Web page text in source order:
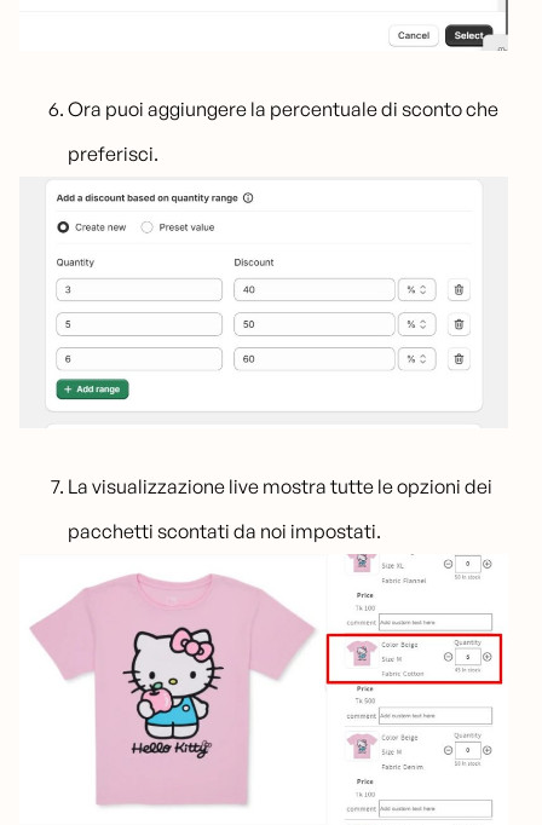
Ora puoi aggiungere la percentuale di sconto che
preferisci.
La visualizzazione live mostra tutte le opzioni dei
pacchetti scontati da noi impostati.